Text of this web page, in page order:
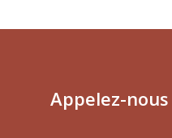
Appelez-nous